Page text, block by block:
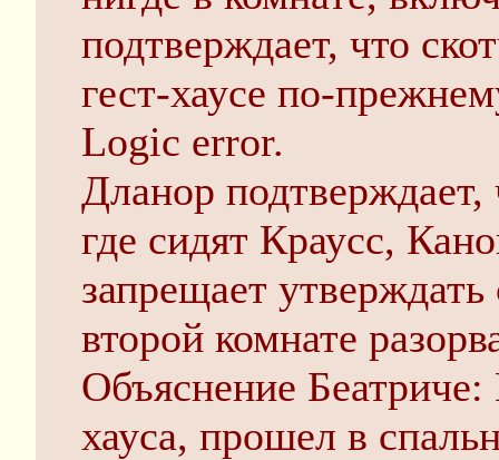
подтверждает, что
гест-хаусе по-
Logic error.
Дланор подтверждает,
где сидят Краусс,
запрещает
второй комнате
Объяснение
хауса, прошел в